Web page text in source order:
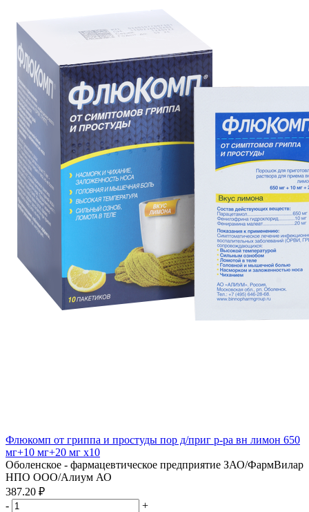
Флюкомп от гриппа и простуды пор д/приг р-ра вн лимон 650
мг+10 мг+20 мг x10
Оболенское - фармацевтическое предприятие ЗАО/ФармВилар
НПО ООО/Алиум АО
387.20 ₽
-
+